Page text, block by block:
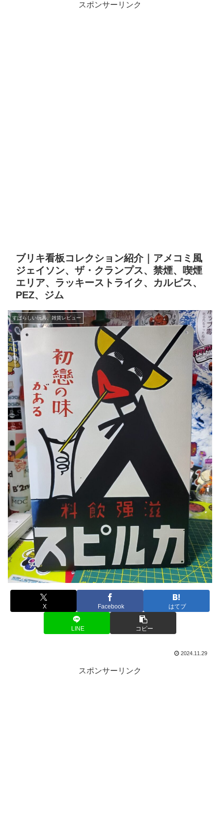
スポンサーリンク
ブリキ看板コレクション紹介｜アメコミ風
ジェイソン、ザ・クランプス、禁煙、喫煙
エリア、ラッキーストライク、カルピス、
PEZ、ジム
すばらしい玩具、雑貨レビュー
X Facebook はてブ
LINE コピー
2024.11.29
スポンサーリンク